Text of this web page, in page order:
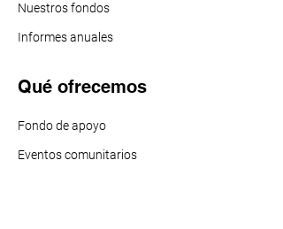
Nuestros fondos
Informes anuales
Qué ofrecemos
Fondo de apoyo
Eventos comunitarios